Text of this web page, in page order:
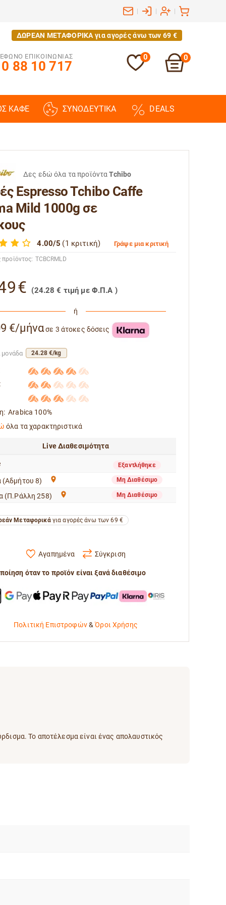
ΔΩΡΕΑΝ ΜΕΤΑΦΟΡΙΚΑ για αγορές άνω των 69 €
ΕΠΙΚΟΙΝΩΝΙΑΣ
88 10 717
0 0
ΚΑΦΕ ΣΥΝΟΔΕΥΤΙΚΑ DEALS
Δες εδώ όλα τα προϊόνταTchibo
Espresso Tchibo Caffe
Mild 1000g σε
4.00/5 (1 κριτική) Γράψε μια κριτική
TCBCRMLD
€ (24.28 € τιμή με Φ.Π.Α )
ή
€/μήνασε 3 άτοκες δόσεις
μονάδα 24.28 €/kg
Arabica 100%
όλα τα χαρακτηριστικά
Live Διαθεσιμότητα
Εξαντλήθηκε
(Αδμήτου 8) Μη Διαθέσιμο
(Π.Ράλλη 258) Μη Διαθέσιμο
Μεταφορικά για αγορές άνω των 69 €
Αγαπημένα Σύγκριση
όταν το προϊόν είναι ξανά διαθέσιμο
Πολιτική Επιστροφών&Όροι Χρήσης
Το αποτέλεσμα είναι ένας απολαυστικός